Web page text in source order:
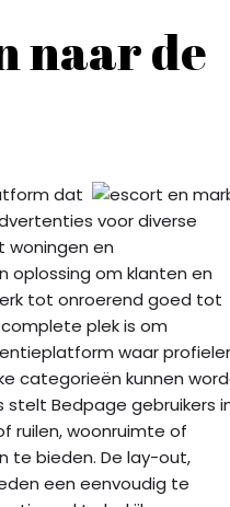
naar de
dat
voor diverse
woningen en
om klanten en
tot onroerend goed tot
plek is om
waar
categorieën kunnen
Bedpage gebruikers
ruilen, woonruimte of
te bieden. De lay-out,
een eenvoudig te